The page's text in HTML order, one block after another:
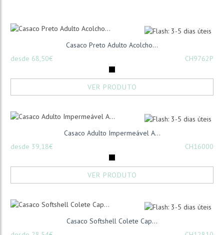
Casaco Preto Adulto Acolcho...
desde 68,50€
CH9762P
VER PRODUTO
Casaco Adulto Impermeável A...
desde 39,18€
CH16000
VER PRODUTO
Casaco Softshell Colete Cap...